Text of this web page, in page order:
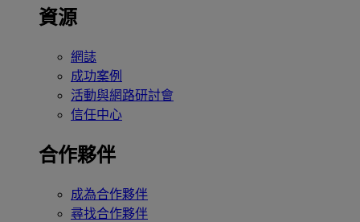
資源
網誌
成功案例
活動與網路研討會
信任中心
合作夥伴
成為合作夥伴
尋找合作夥伴